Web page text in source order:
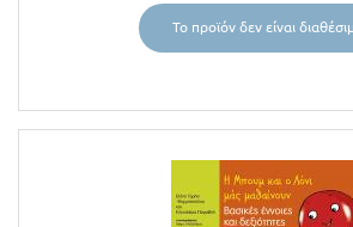
Το προϊόν δεν είναι